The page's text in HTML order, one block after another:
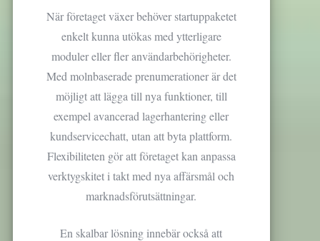
När företaget växer behöver startuppaketet
enkelt kunna utökas med ytterligare
moduler eller fler användarbehörigheter.
Med molnbaserade prenumerationer är det
möjligt att lägga till nya funktioner, till
exempel avancerad lagerhantering eller
kundservicechatt, utan att byta plattform.
Flexibiliteten gör att företaget kan anpassa
verktygskitet i takt med nya affärsmål och
marknadsförutsättningar.
En skalbar lösning innebär också att